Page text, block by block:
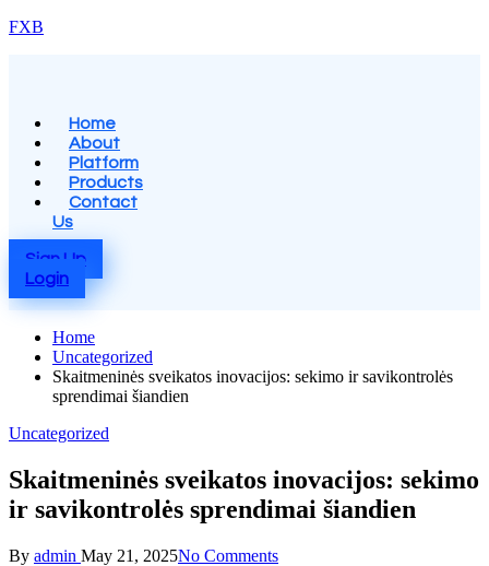
Skip
FXB
Menu
Home
About
Platform
Products
Contact
Us
Sign Up
Login
Home
Uncategorized
Skaitmeninės sveikatos inovacijos: sekimo ir savikontrolės
sprendimai šiandien
Posted
Uncategorized
Skaitmeninės sveikatos inovacijos: sekimo
ir savikontrolės sprendimai šiandien
Posted
By admin May 21, 2025No Comments